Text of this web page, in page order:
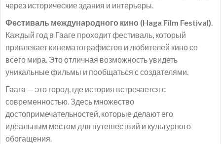
через исторические здания и интерьеры.
Фестиваль международного кино (Haga Film Festival).
Каждый год в Гааге проходит фестиваль, который
привлекает кинематографистов и любителей кино со
всего мира. Это отличная возможность увидеть
уникальные фильмы и пообщаться с создателями.
Гаага — это город, где история встречается с
современностью. Здесь множество
достопримечательностей, которые делают его
идеальным местом для путешествий и культурного
обогащения.